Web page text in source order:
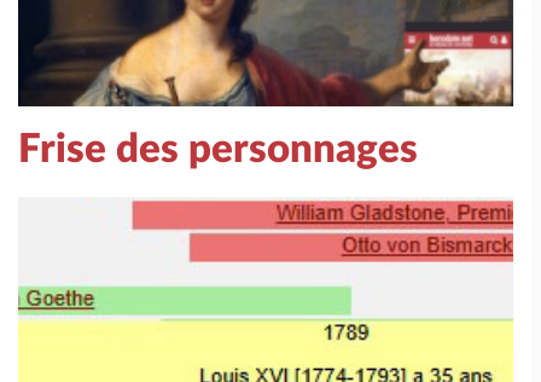
Frise des personnages